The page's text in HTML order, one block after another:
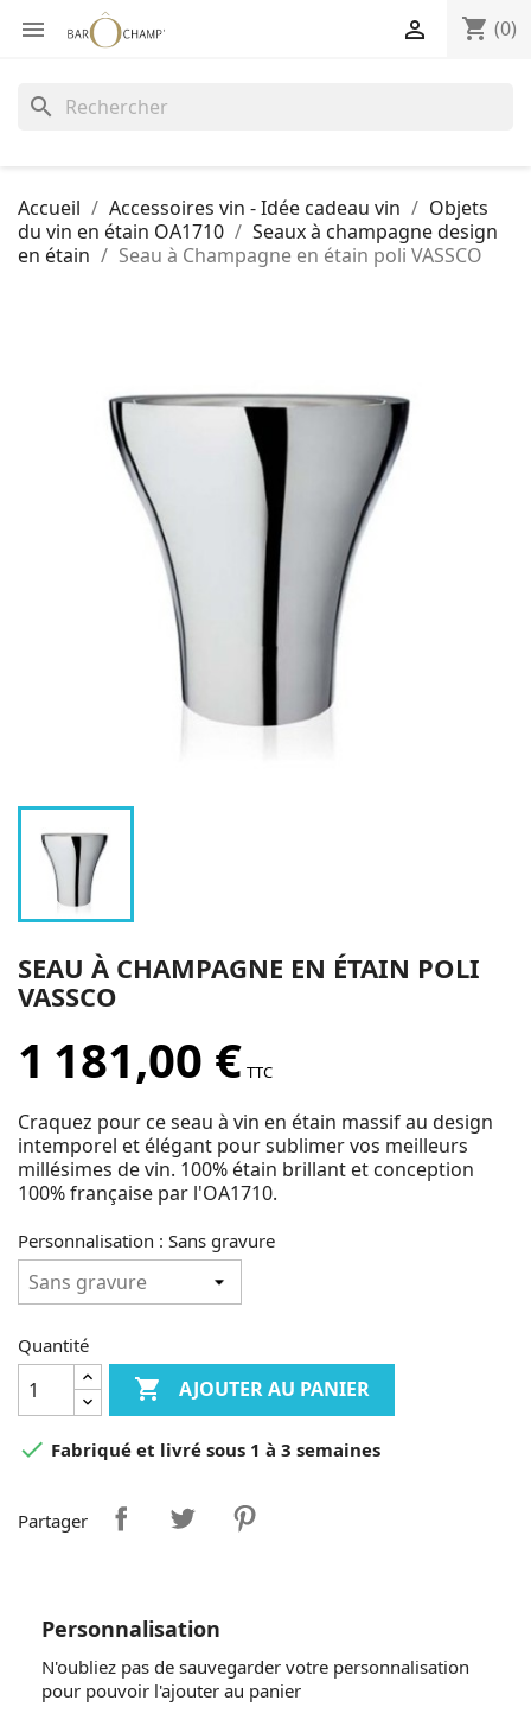
 shopping_cart (0)

search
Accueil Accessoires vin - Idée cadeau vin
Objets
du vin en étain OA1710
Seaux à champagne design
en étain
Seau à Champagne en étain poli VASSCO
SEAU À CHAMPAGNE EN ÉTAIN POLI
VASSCO
1 181,00 € TTC
Craquez pour ce seau à vin en étain massif au design
intemporel et élégant pour sublimer vos meilleurs
millésimes de vin. 100% étain brillant et conception
100% française par l'OA1710.
Personnalisation : Sans gravure
Quantité
 AJOUTER AU PANIER
 Fabriqué et livré sous 1 à 3 semaines
Partager
Personnalisation
N'oubliez pas de sauvegarder votre personnalisation
pour pouvoir l'ajouter au panier